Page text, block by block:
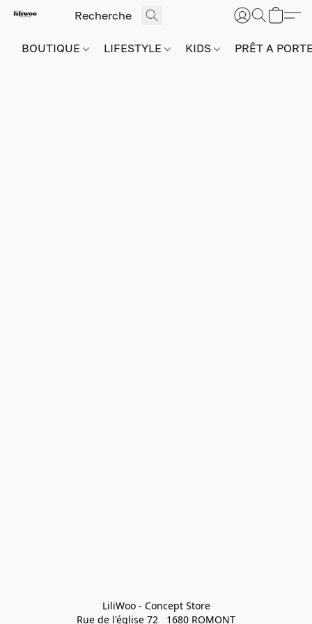
BOUTIQUE LIFESTYLE KIDS PRÊT A
LiliWoo - Concept Store
Rue de l'église 72   1680 ROMONT